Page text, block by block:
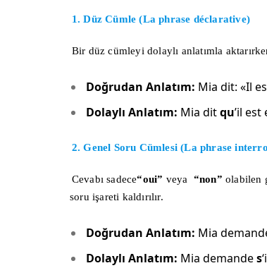
1. Düz Cümle (La phrase déclarative)
Bir düz cümleyi dolaylı anlatımla
Doğrudan Anlatım: Mia dit: «Il
Dolaylı Anlatım: Mia ditqu’il
2. Genel Soru Cümlesi (La phrase
Cevabı sadece“oui” veya “non”olabilen
soru işareti kaldırılır.
Doğrudan Anlatım: Mia
Dolaylı Anlatım: Mia demandes